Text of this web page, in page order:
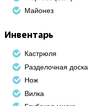
Майонез
Инвентарь
Кастрюля
Разделочная доска
Нож
Вилка